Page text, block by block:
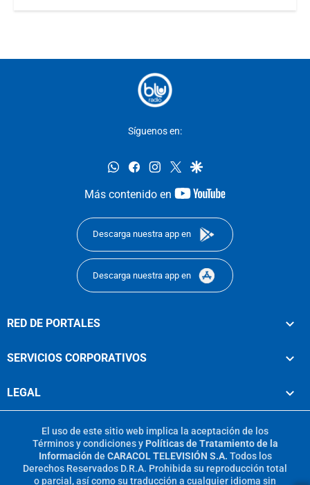
Síguenos en:
whatsappfacebookinstagram
twittergoogle
Más contenido en
youtube-
Descarga nuestra app en
Descarga nuestra app en
RED DE PORTALES
SERVICIOS CORPORATIVOS
LEGAL
El uso de este sitio web implica la aceptación de los
Términos y condicionesy Políticas de Tratamiento de la
Información de CARACOL TELEVISIÓN S.A. Todos los
Derechos Reservados D.R.A. Prohibida su reproducción total
o parcial, así como su traducción a cualquier idioma sin